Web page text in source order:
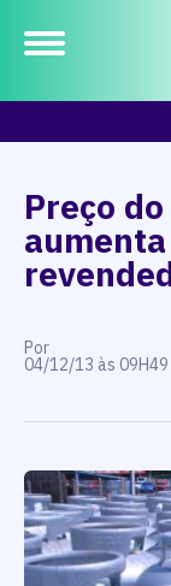
Preço
Por
04/12/13 às 09H49